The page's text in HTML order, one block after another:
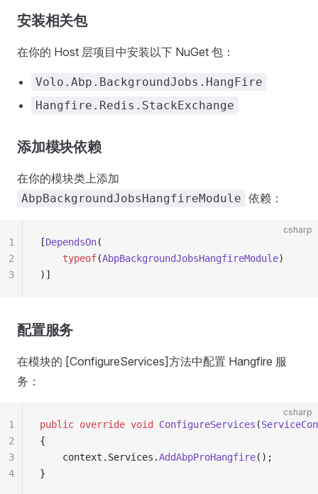
安装相关包
在你的 Host 层项目中安装以下 NuGet 包：
Volo.Abp.BackgroundJobs.HangFire
Hangfire.Redis.StackExchange
添加模块依赖
在你的模块类上添加
AbpBackgroundJobsHangfireModule 依赖：
csharp
[DependsOn(
    typeof
(AbpBackgroundJobsHangfireModule)
)]
1
2
3
配置服务
在模块的 [ConfigureServices]方法中配置 Hangfire 服
务：
csharp
public override void ConfigureServices (
{
    context.Services.
AddAbpProHangfire();
}
1
2
3
4